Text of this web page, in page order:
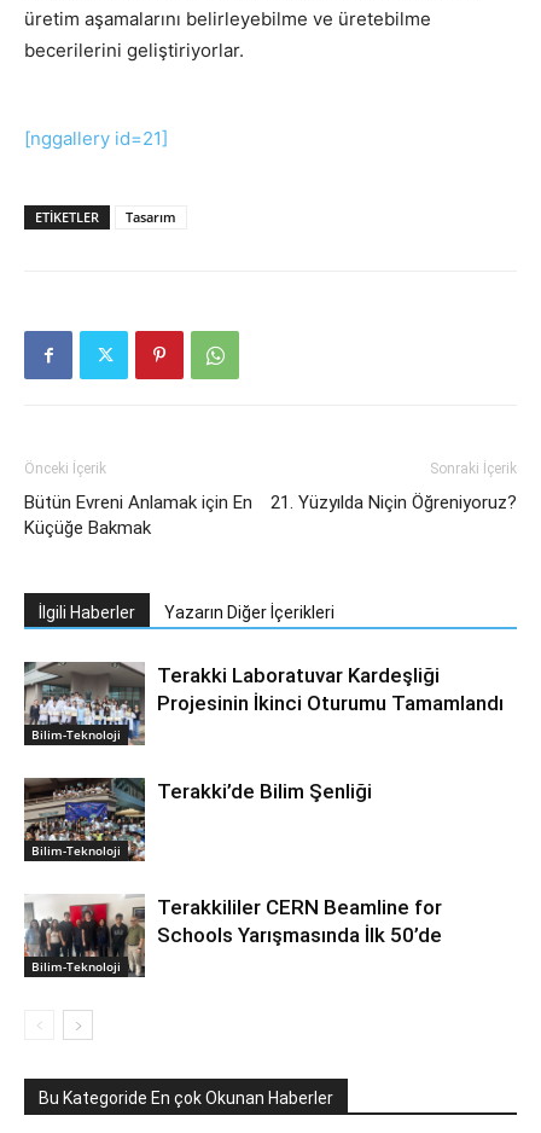
üretim aşamalarını belirleyebilme ve üretebilme
becerilerini geliştiriyorlar.
[nggallery id=21]
ETIKETLER Tasarım
Önceki İçerik
Bütün Evreni Anlamak için En
Küçüğe Bakmak
Sonraki İçerik
21. Yüzyılda Niçin Öğreniyoruz?
İlgili Haberler Yazarın Diğer İçerikleri
Bilim-Teknoloji
Terakki Laboratuvar Kardeşliği
Projesinin İkinci Oturumu Tamamlandı
Bilim-Teknoloji
Terakki’de Bilim Şenliği
Bilim-Teknoloji
Terakkililer CERN Beamline for
Schools Yarışmasında İlk 50’de
Bu Kategoride En çok Okunan Haberler